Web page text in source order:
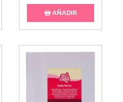
AÑADIR